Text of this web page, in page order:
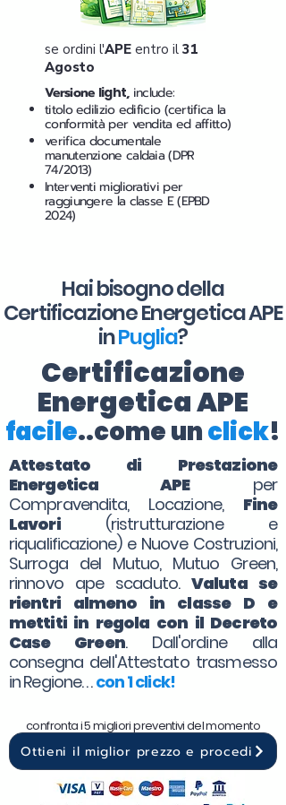
se ordini l'APE entro il 31
Agosto
Versione light,include:
titolo edilizio edificio (certifica la
conformità per vendita ed affitto)
verifica documentale
manutenzione caldaia (DPR
74/2013)
Interventi migliorativi per
raggiungere la classe E (EPBD
2024)
Hai bisogno della
Certificazione Energetica APE
inPuglia?
Certificazione
Energetica APE
facile..come unclick!
Attestato di Prestazione
Energetica APEper
Compravendita, Locazione, Fine
Lavori(ristrutturazione e
riqualificazione) e Nuove Costruzioni,
Surroga del Mutuo, Mutuo Green,
rinnovo ape scaduto.Valuta se
rientri almeno in classe D e
mettiti in regola con il Decreto
Case Green. Dall'ordine alla
consegna dell'Attestato trasmesso
in Regione. . .con 1 click!
confronta i 5 migliori preventivi del momento
Ottieni il miglior prezzo e procedi